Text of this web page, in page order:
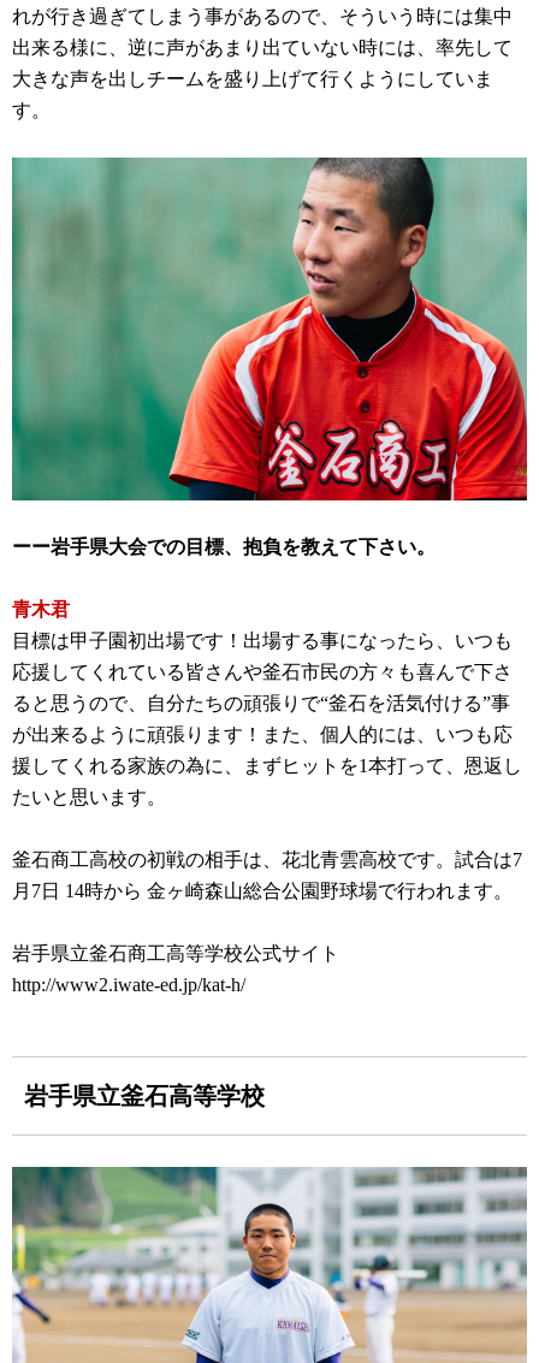
れが行き過ぎてしまう事があるので、そういう時には集中
出来る様に、逆に声があまり出ていない時には、率先して
大きな声を出しチームを盛り上げて行くようにしていま
す。
ーー岩手県大会での目標、抱負を教えて下さい。
青木君
目標は甲子園初出場です！出場する事になったら、いつも
応援してくれている皆さんや釜石市民の方々も喜んで下さ
ると思うので、自分たちの頑張りで“釜石を活気付ける”事
が出来るように頑張ります！また、個人的には、いつも応
援してくれる家族の為に、まずヒットを1本打って、恩返し
たいと思います。
釜石商工高校の初戦の相手は、花北青雲高校です。試合は7
月7日 14時から 金ヶ崎森山総合公園野球場で行われます。
岩手県立釜石商工高等学校公式サイト
http://www2.iwate-ed.jp/kat-h/
岩手県立釜石高等学校